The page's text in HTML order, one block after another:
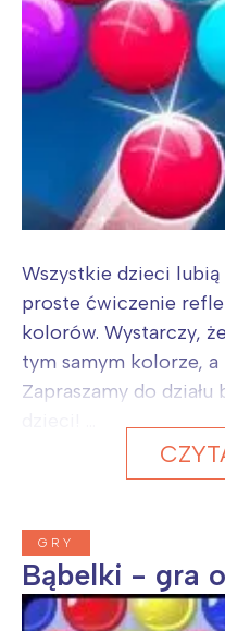
Wszystkie dzieci
proste ćwiczenie
kolorów. Wystarczy,
tym samym kolorze,
Zapraszamy do
GRY
Bąbelki - gra